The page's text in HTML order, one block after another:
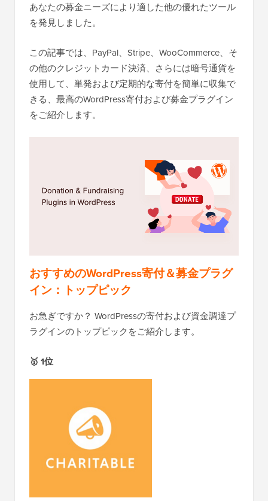
あなたの募金ニーズにより適した他の優れたツール
を発見しました。
この記事では、PayPal、Stripe、WooCommerce、そ
の他のクレジットカード決済、さらには暗号通貨を
使用して、単発および定期的な寄付を簡単に収集で
きる、最高のWordPress寄付および募金プラグイン
をご紹介します。
おすすめのWordPress寄付＆募金プラグ
イン：トップピック
お急ぎですか？ WordPressの寄付および資金調達プ
ラグインのトップピックをご紹介します。
🥇 1位